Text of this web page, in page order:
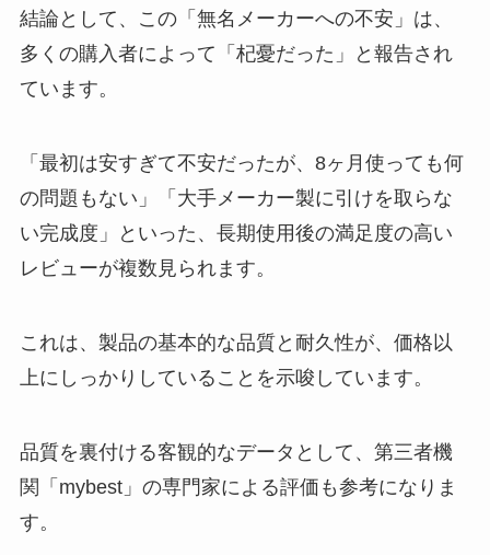
結論として、この「無名メーカーへの不安」は、
多くの購入者によって「杞憂だった」と報告され
ています。
「最初は安すぎて不安だったが、8ヶ月使っても何
の問題もない」「大手メーカー製に引けを取らな
い完成度」といった、長期使用後の満足度の高い
レビューが複数見られます。
これは、製品の基本的な品質と耐久性が、価格以
上にしっかりしていることを示唆しています。
品質を裏付ける客観的なデータとして、第三者機
関「mybest」の専門家による評価も参考になりま
す。